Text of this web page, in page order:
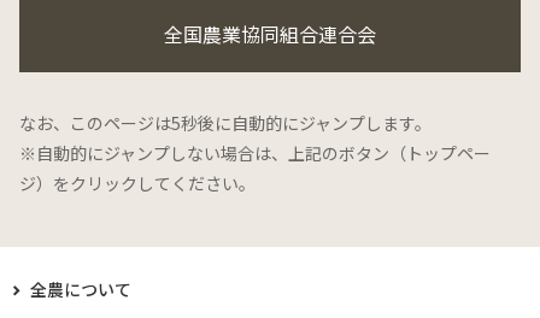
全国農業協同組合連合会
なお、このページは5秒後に自動的にジャンプします。
※自動的にジャンプしない場合は、上記のボタン（トップペー
ジ）をクリックしてください。
全農について